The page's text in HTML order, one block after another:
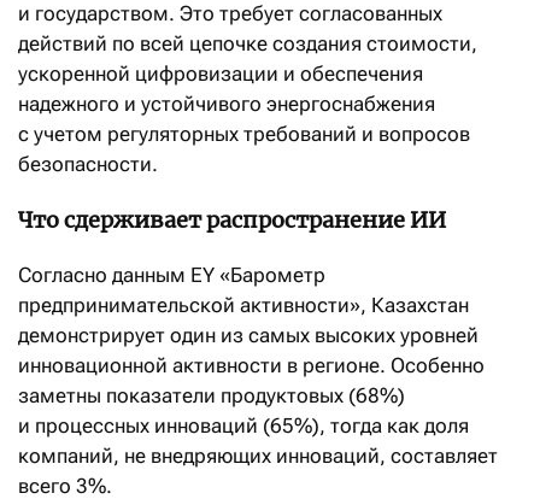
и государством. Это требует согласованных
действий по всей цепочке создания стоимости,
ускоренной цифровизации и обеспечения
надежного и устойчивого энергоснабжения
с учетом регуляторных требований и вопросов
безопасности.
Что сдерживает распространение ИИ
Согласно данным EY «Барометр
предпринимательской активности», Казахстан
демонстрирует один из самых высоких уровней
инновационной активности в регионе. Особенно
заметны показатели продуктовых (68%)
и процессных инноваций (65%), тогда как доля
компаний, не внедряющих инноваций, составляет
всего 3%.